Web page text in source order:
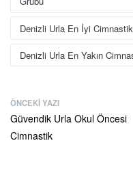
Denizli Urla En İyi
Denizli Urla En Yakın
ÖNCEKI YAZI
Güvendik Urla Okul Öncesi
Cimnastik